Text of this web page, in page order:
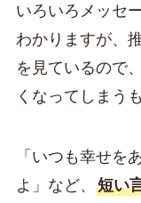
いろいろメッセ
わかりますが、
を見ているので
くなってしまうも
「いつも幸せを
よ」など、 短い